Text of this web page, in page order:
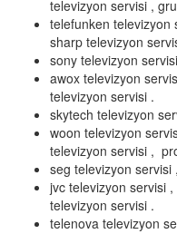
televizyon servisi ,
telefunken televizyon
sharp televizyon
sony televizyon
awox televizyon
televizyon servisi .
skytech televizyon
woon televizyon
televizyon servisi ,
seg televizyon servisi
jvc televizyon servisi
televizyon servisi .
telenova televizyon